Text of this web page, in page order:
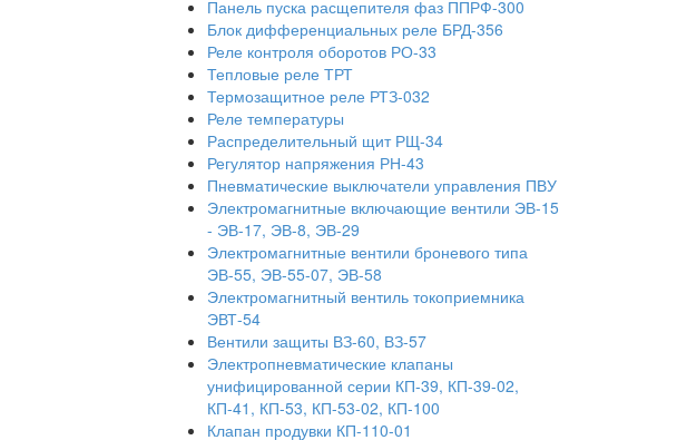
Панель пуска расщепителя фаз ППРФ-300
Блок дифференциальных реле БРД-356
Реле контроля оборотов РО-33
Тепловые реле ТРТ
Термозащитное реле РТЗ-032
Реле температуры
Распределительный щит РЩ-34
Регулятор напряжения РН-43
Пневматические выключатели управления ПВУ
Электромагнитные включающие вентили ЭВ-15
- ЭВ-17, ЭВ-8, ЭВ-29
Электромагнитные вентили броневого типа
ЭВ-55, ЭВ-55-07, ЭВ-58
Электромагнитный вентиль токоприемника
ЭВТ-54
Вентили защиты ВЗ-60, ВЗ-57
Электропневматические клапаны
унифицированной серии КП-39, КП-39-02,
КП-41, КП-53, КП-53-02, КП-100
Клапан продувки КП-110-01